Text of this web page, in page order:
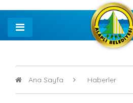
Ana Sayfa Haberler